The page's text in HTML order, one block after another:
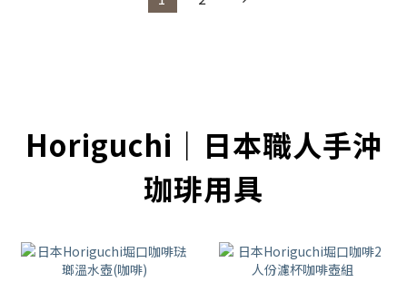
Horiguchi｜日本職人手沖
珈琲用具